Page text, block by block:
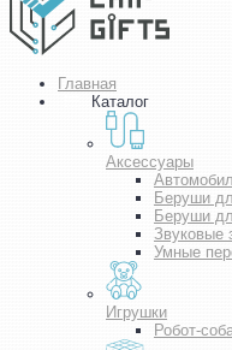
Главная
Каталог
Аксессуары
Беруши
Беруши
Звуковые
Умные
Игрушки
Робот-